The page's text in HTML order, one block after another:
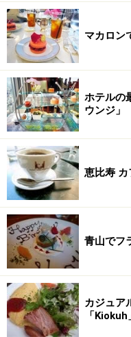
マカロン
ホテルの
ウンジ」
恵比寿
青山でフ
カジュア
「Kiokuh